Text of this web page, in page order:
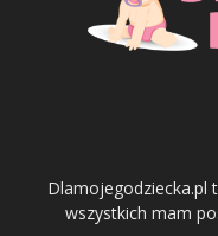
Dlamojegodziecka.pl
wszystkich mam